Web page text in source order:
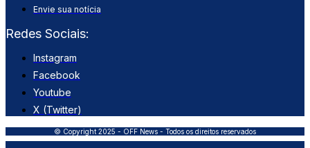
Envie sua notícia
Redes Sociais:
Instagram
Facebook
Youtube
X (Twitter)
© Copyright 2025 - OFF News - Todos os direitos reservados